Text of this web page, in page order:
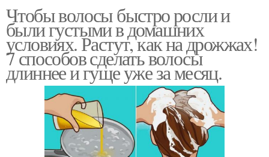
Чтобы волосы быстро росли и
были густыми в домашних
условиях. Растут, как на дрожжах!
7 способов сделать волосы
длиннее и гуще уже за месяц.